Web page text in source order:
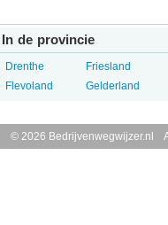
In de provincie
Drenthe
Flevoland
Friesland
Gelderland
© 2026 Bedrijvenwegwijzer.nl